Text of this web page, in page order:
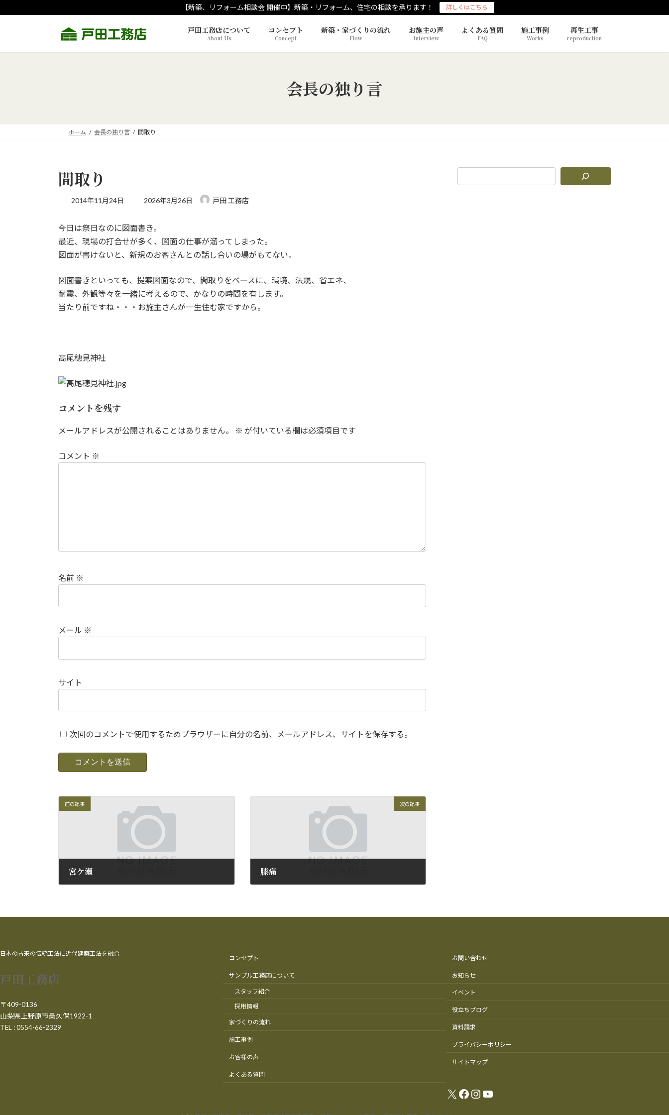
ン
ツ
ビ
シ
【新築、リフォーム相談会 開催中】新築・リフォーム、住宅の相談を承ります！ 詳しくはこちら
戸田工務店について
About Us
コンセプト
Concept
新築・家づくりの流れ
Flow
お施主の声
Interview
よくある質問
FAQ
施工事例
Works
再生工事
reproduction
会長の独り言
ホーム 会長の独り言 間取り
間取り
2014年11月24日
最
新
日
時
:
2026年3月26日 戸田 工務店
今日は祭日なのに図面書き。
最近、現場の打合せが多く、図面の仕事が溜ってしまった。
図面が書けないと、新規のお客さんとの話し合いの場がもてない。
図面書きといっても、提案図面なので、間取りをベースに、環境、法規、省エネ、
耐震、外観等々を一緒に考えるので、かなりの時間を有します。
当たり前ですね・・・お施主さんが一生住む家ですから。
高尾穂見神社
コメントを残す
メールアドレスが公開されることはありません。 ※ が付いている欄は必須項目です
コメント ※
名前 ※
メール ※
サイト
次回のコメントで使用するためブラウザーに自分の名前、メールアドレス、サイトを保存する。
前の記事
宮ケ瀬
次の記事
膝痛
日本の古来の伝統工法に近代建築工法を融合
戸田工務店
〒409-0136
山梨県上野原市桑久保1922-1
TEL : 0554-66-2329
コンセプト
サンプル工務店について
スタッフ紹介
採用情報
家づくりの流れ
施工事例
お客様の声
よくある質問
お問い合わせ
お知らせ
イベント
役立ちブログ
資料請求
プライバシーポリシー
サイトマップ
X Facebook
Instagram
YouTube